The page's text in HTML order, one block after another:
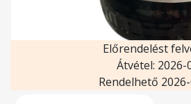
Előrendelést
Átvétel: 2026-
Rendelhető